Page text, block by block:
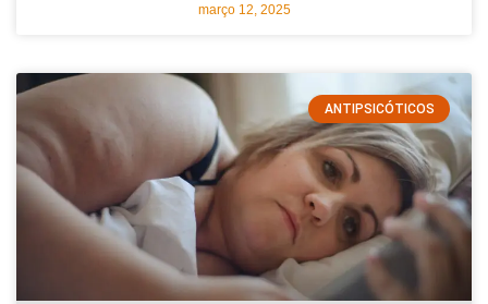
março 12, 2025
ANTIPSICÓTICOS